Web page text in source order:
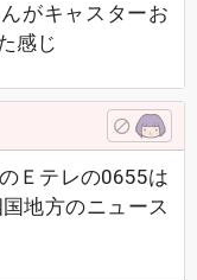
がキャスターお
感じ
Ｅテレの0655は
地方のニュース